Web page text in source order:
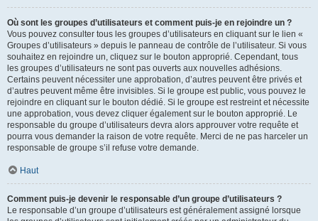
Où sont les groupes d’utilisateurs et comment puis-je en rejoindre un ?
Vous pouvez consulter tous les groupes d’utilisateurs en cliquant sur le lien «
Groupes d’utilisateurs » depuis le panneau de contrôle de l’utilisateur. Si vous
souhaitez en rejoindre un, cliquez sur le bouton approprié. Cependant, tous
les groupes d’utilisateurs ne sont pas ouverts aux nouvelles adhésions.
Certains peuvent nécessiter une approbation, d’autres peuvent être privés et
d’autres peuvent même être invisibles. Si le groupe est public, vous pouvez le
rejoindre en cliquant sur le bouton dédié. Si le groupe est restreint et nécessite
une approbation, vous devez cliquer également sur le bouton approprié. Le
responsable du groupe d’utilisateurs devra alors approuver votre requête et
pourra vous demander la raison de votre requête. Merci de ne pas harceler un
responsable de groupe s’il refuse votre demande.
Haut
Comment puis-je devenir le responsable d’un groupe d’utilisateurs ?
Le responsable d’un groupe d’utilisateurs est généralement assigné lorsque